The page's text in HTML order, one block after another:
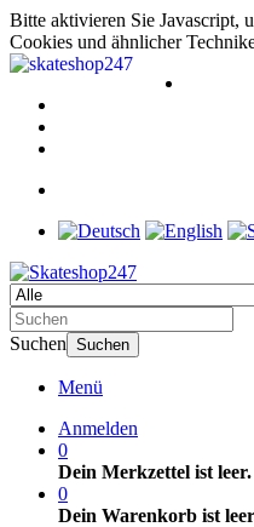
Bitte aktivieren Sie Javascript,
Cookies und ähnlicher
Suchen Suchen
Menü
Anmelden
0
Dein Merkzettel ist leer.
0
Dein Warenkorb ist